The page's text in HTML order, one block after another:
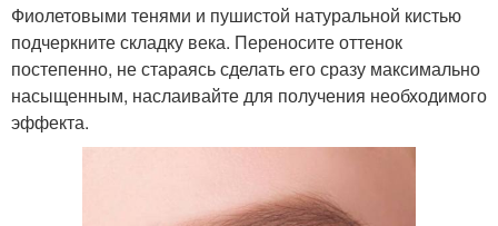
Фиолетовыми тенями и пушистой натуральной кистью
подчеркните складку века. Переносите оттенок
постепенно, не стараясь сделать его сразу максимально
насыщенным, наслаивайте для получения необходимого
эффекта.